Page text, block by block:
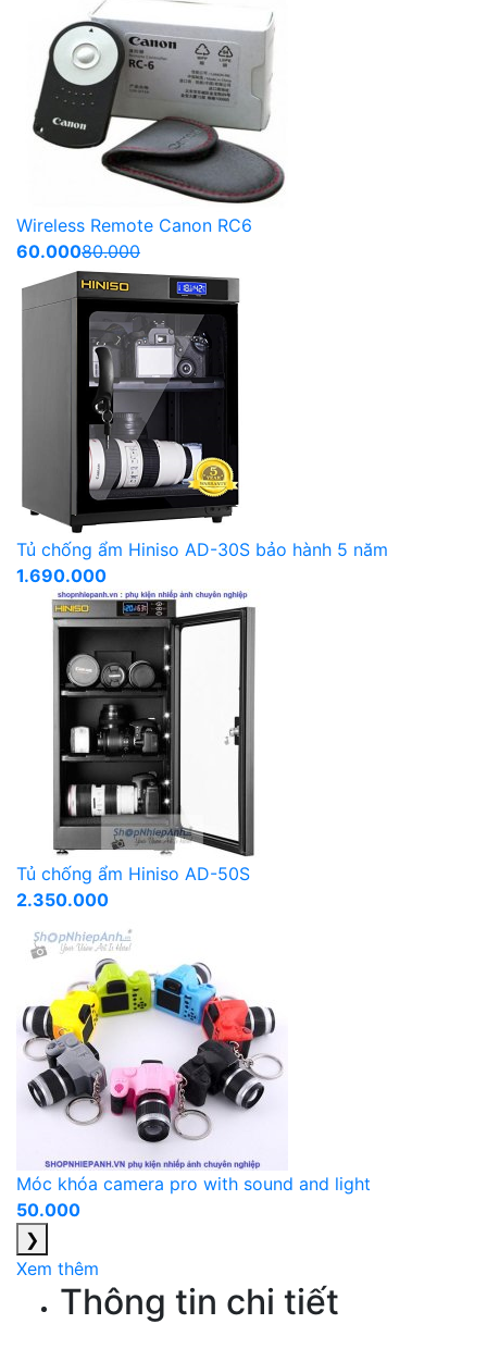
Wireless Remote Canon RC6
60.00080.000
Tủ chống ẩm Hiniso AD-30S bảo hành 5 năm
1.690.000
Tủ chống ẩm Hiniso AD-50S
2.350.000
Móc khóa camera pro with sound and light
50.000
❯
Xem thêm
Thông tin chi tiết